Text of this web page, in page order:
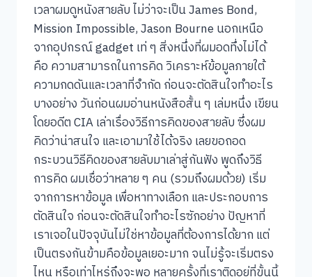
เวลาผมดูหนังสายลับ ไม่ว่าจะเป็น James Bond,
Mission Impossible, Jason Bourne นอกเหนือ
จากอุปกรณ์ gadget เท่ ๆ สิ่งหนึ่งที่ผมอดทึ่งไม่ได้
คือ ความสามารถในการคิด วิเคราะห์ข้อมูลภายใต้
ความกดดันและเวลาที่จำกัด ก่อนจะตัดสินใจทำอะไร
บางอย่าง วันก่อนผมอ่านหนังสือสั้น ๆ เล่มหนึ่ง เขียน
โดยอดีต CIA เล่าเรื่องวิธีการคิดของสายลับ ซึ่งผม
คิดว่าน่าสนใจ และเอามาใช้ได้จริง เลยขอถอด
กระบวนวิธีคิดของสายลับมาเล่าสู่กันฟัง พูดถึงวิธี
การคิด ผมเชื่อว่าหลาย ๆ คน (รวมถึงผมด้วย) เริ่ม
จากการหาข้อมูล เพื่อหาทางเลือก และประกอบการ
ตัดสินใจ ก่อนจะตัดสินใจทำอะไรซักอย่าง ปัญหาที่
เราเจอในปัจจุบันไม่ใช่หาข้อมูลที่ต้องการได้ยาก แต่
เป็นตรงกันข้ามคือข้อมูลเยอะมาก จนไม่รู้จะเริ่มตรง